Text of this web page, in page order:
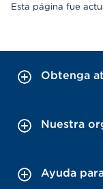
Esta página fue
Obtenga
Nuestra
Ayuda